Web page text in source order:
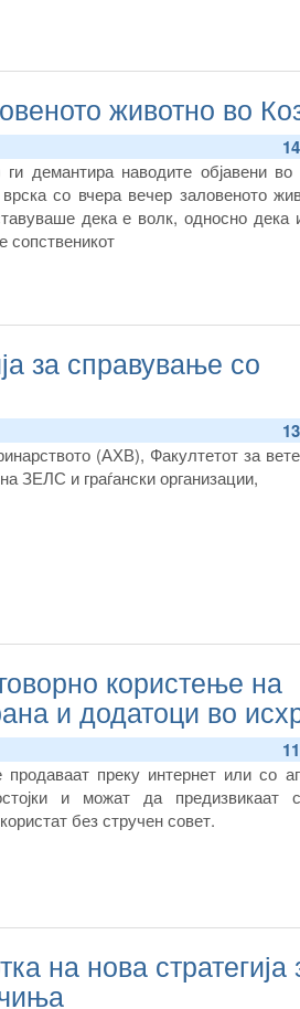
животно во
ги демантира наводите објавени во
со вчера вечер заловеното
дека е волк, односно дека
сопственикот
за справување со
(АХВ), Факултетот за в
на ЗЕЛС и граѓански организации,
користење на
и додатоци во
преку интернет или со
и можат да предизвикаат
без стручен совет.
на нова стратегија